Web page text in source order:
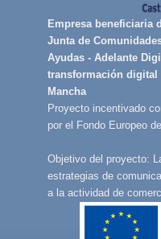
Empresa beneficiaria
Junta de
Ayudas - Adelante
transformación digital
Mancha
Proyecto incentivado
por el Fondo Europeo
Objetivo del proyecto:
estrategias de
a la actividad de